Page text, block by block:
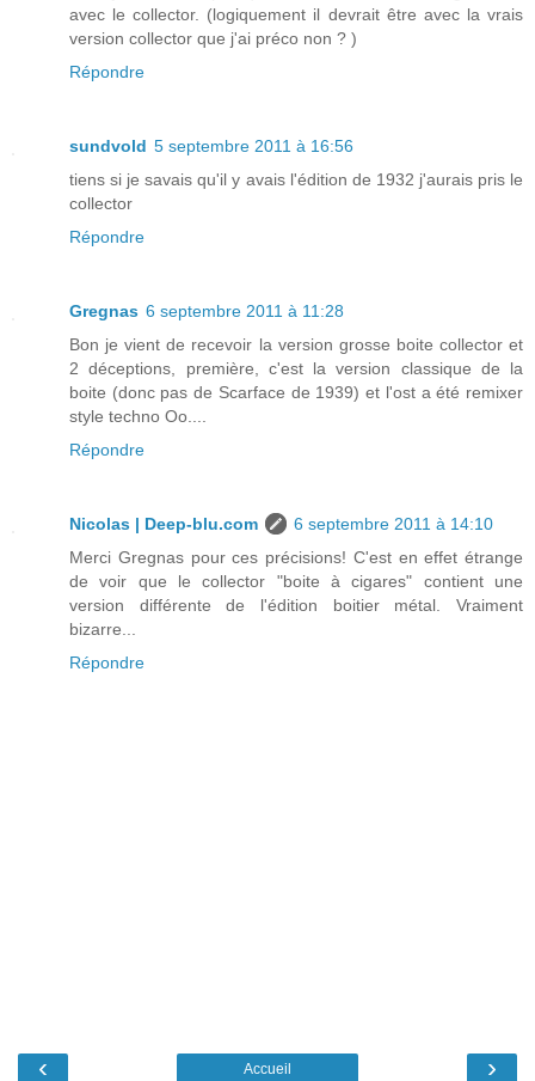
avec le collector. (logiquement il devrait être avec la vrais
version collector que j'ai préco non ? )
Répondre
sundvold 5 septembre 2011 à 16:56
tiens si je savais qu'il y avais l'édition de 1932 j'aurais pris le
collector
Répondre
Gregnas 6 septembre 2011 à 11:28
Bon je vient de recevoir la version grosse boite collector et
2 déceptions, première, c'est la version classique de la
boite (donc pas de Scarface de 1939) et l'ost a été remixer
style techno Oo....
Répondre
Nicolas | Deep-blu.com
6 septembre 2011 à 14:10
Merci Gregnas pour ces précisions! C'est en effet étrange
de voir que le collector "boite à cigares" contient une
version différente de l'édition boitier métal. Vraiment
bizarre...
Répondre
‹ ›
Accueil